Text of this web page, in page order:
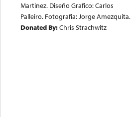
Martinez. Diseño Grafico: Carlos
Palleiro. Fotografia: Jorge Amezquita.
Donated By:Chris Strachwitz